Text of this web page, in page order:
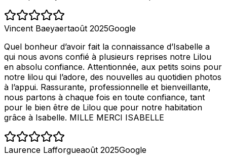
Vincent Baeyaertaoût 2025Google
Quel bonheur d’avoir fait la connaissance d’Isabelle a
qui nous avons confié à plusieurs reprises notre Lilou
en absolu confiance. Attentionnée, aux petits soins pour
notre lilou qui l’adore, des nouvelles au quotidien photos
à l’appui. Rassurante, professionnelle et bienveillante,
nous partons à chaque fois en toute confiance, tant
pour le bien être de Lilou que pour notre habitation
grâce à Isabelle. MILLE MERCI ISABELLE
Laurence Lafforgueaoût 2025Google